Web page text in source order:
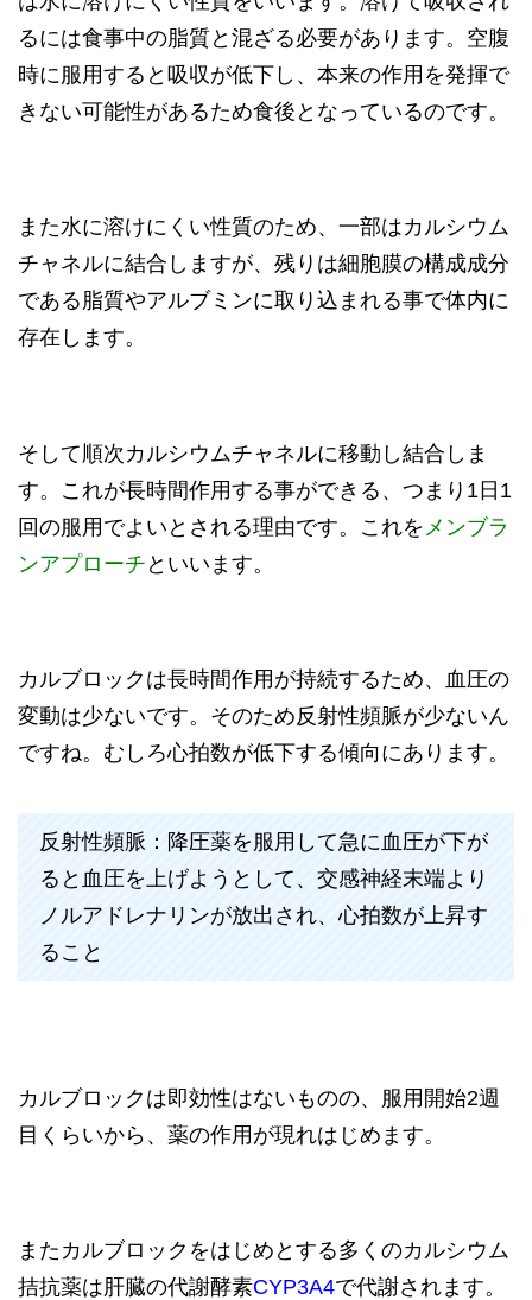
るには食事中の脂質と混ざる必要があります。空腹
時に服用すると吸収が低下し、本来の作用を発揮で
きない可能性があるため食後となっているのです。
また水に溶けにくい性質のため、一部はカルシウム
チャネルに結合しますが、残りは細胞膜の構成成分
である脂質やアルブミンに取り込まれる事で体内に
存在します。
そして順次カルシウムチャネルに移動し結合しま
す。これが長時間作用する事ができる、つまり1日1
回の服用でよいとされる理由です。これを メンブラ
ンアプローチ といいます。
カルブロックは長時間作用が持続するため、血圧の
変動は少ないです。そのため反射性頻脈が少ないん
ですね。むしろ心拍数が低下する傾向にあります。
反射性頻脈：降圧薬を服用して急に血圧が下が
ると血圧を上げようとして、交感神経末端より
ノルアドレナリンが放出され、心拍数が上昇す
ること
カルブロックは即効性はないものの、服用開始2週
目くらいから、薬の作用が現れはじめます。
またカルブロックをはじめとする多くのカルシウム
拮抗薬は肝臓の代謝酵素CYP3A4で代謝されます。